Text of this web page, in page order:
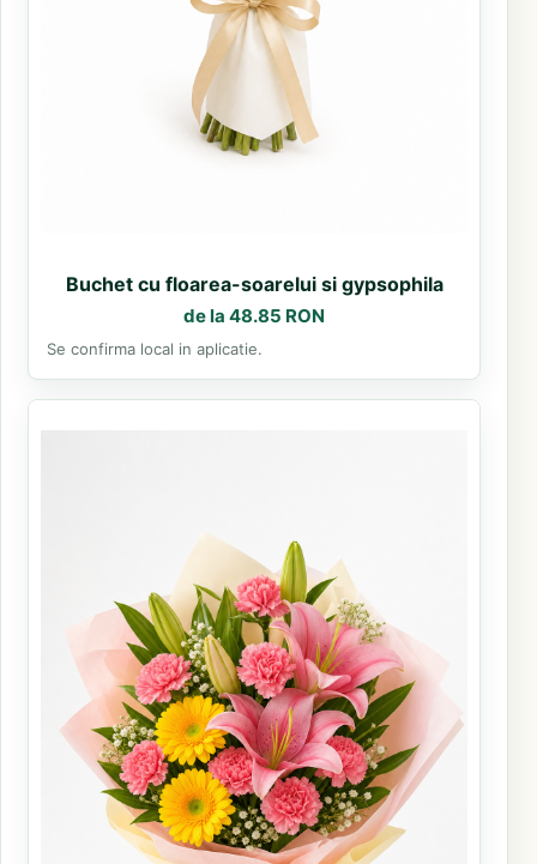
Buchet cu floarea-soarelui si gypsophila
de la 48.85 RON
Se confirma local in aplicatie.